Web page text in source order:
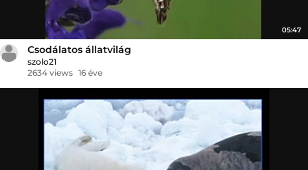
05:47
Csodálatos állatvilág
szolo21
2634 views 16 éve